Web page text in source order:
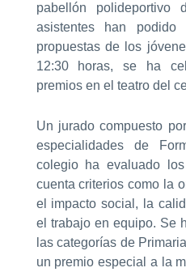
pabellón polideportivo
asistentes han
propuestas de los
12:30 horas, se ha
premios en el teatro del
Un jurado compuesto
especialidades de
colegio ha evaluado
cuenta criterios como la
el impacto social, la
el trabajo en equipo. Se
las categorías de
un premio especial a la